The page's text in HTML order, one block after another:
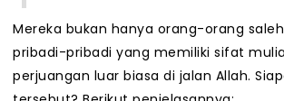
Mereka bukan hanya orang-orang
pribadi-pribadi yang memiliki sifat
perjuangan luar biasa di jalan Allah.